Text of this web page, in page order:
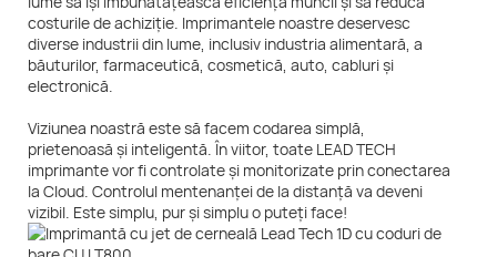
costurile de achiziție. Imprimantele noastre deservesc
diverse industrii din lume, inclusiv industria alimentară, a
băuturilor, farmaceutică, cosmetică, auto, cabluri și
electronică.
Viziunea noastră este să facem codarea simplă,
prietenoasă și inteligentă. În viitor, toate LEAD TECH
imprimante vor fi controlate și monitorizate prin conectarea
la Cloud. Controlul mentenanței de la distanță va deveni
vizibil. Este simplu, pur și simplu o puteți face!